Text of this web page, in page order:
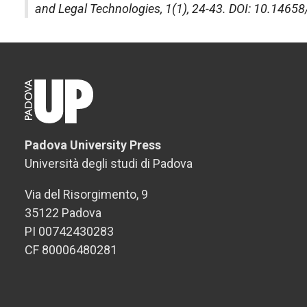
and Legal Technologies, 1(1), 24-43. DOI:
Padova University Press
Università degli studi di Padova
Via del Risorgimento, 9
35122 Padova
PI 00742430283
CF 80006480281